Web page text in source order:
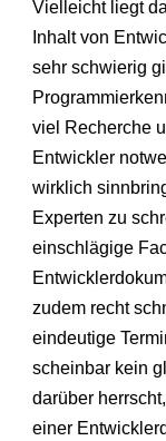
Vielleicht liegt
Inhalt von
sehr schwierig
viel Recherche
Entwickler
wirklich
Experten zu
einschlägige
zudem recht
eindeutige
scheinbar kein
darüber
einer